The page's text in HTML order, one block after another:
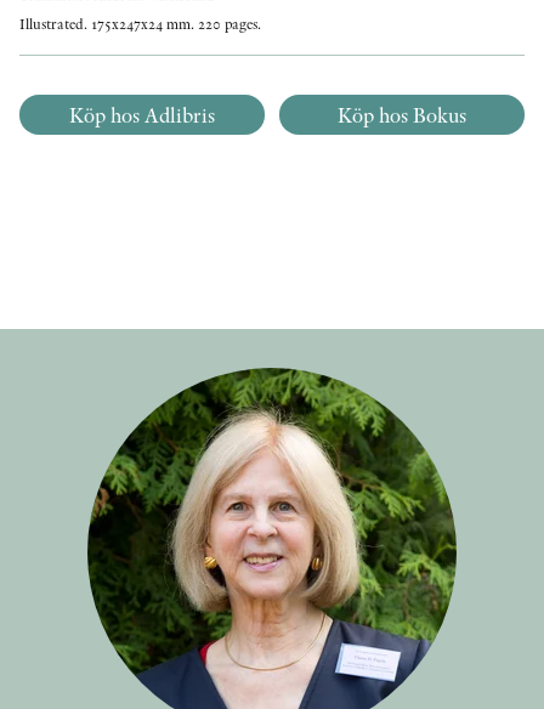
Illustrated. 175x247x24 mm. 220 pages.
Köp hos Adlibris Köp hos Bokus